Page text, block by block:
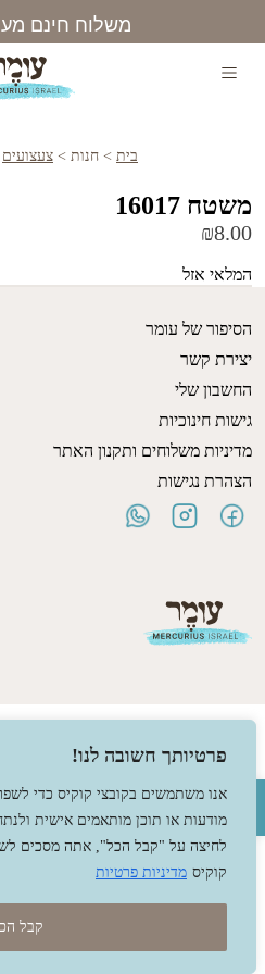
פתח סרגל נגישות
פרטיותך חשובה לנו!
אנו משתמשים בקובצי קוקיס כדי
מודעות או תוכן מותאמים אישית
לחיצה על "קבל הכל", אתה מסכים
קוקיס מדיניות פרטיות
קבל
content
משלוח חינם מעל 400
בית > חנות > צעצועים
משטח 16017
₪8.00
המלאי אזל
הסיפור של עומר
יצירת קשר
החשבון שלי
גישות חינוכיות
מדיניות משלוחים ותקנון האתר
הצהרת נגישות
עיצוב -גל פלג, בניה -שמרת דיגיטל -